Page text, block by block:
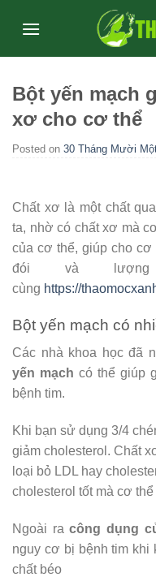
Bột yến mạch
xơ cho cơ thể
Posted on 30 Tháng Mười
Chất xơ là một chất
ta, nhờ có chất xơ mà
của cơ thể, giúp cho
đói và lượng
cùng https://
Bột yến mạch có
Các nhà khoa học đã
yến mạch có thể giúp
bệnh tim.
Khi bạn sử dụng 3/4
giảm cholesterol. Chất
loại bỏ LDL hay
cholesterol tốt mà cơ thể
Ngoài racông dụng
nguy cơ bị bệnh tim khi
chất béo